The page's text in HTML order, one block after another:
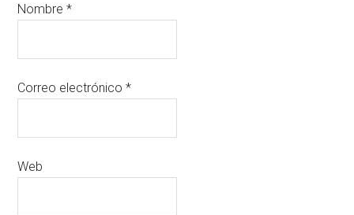
Nombre*
Correo electrónico*
Web